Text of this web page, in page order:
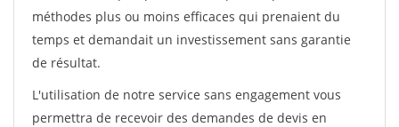
méthodes plus ou moins efficaces qui prenaient du
temps et demandait un investissement sans garantie
de résultat.
L'utilisation de notre service sans engagement vous
permettra de recevoir des demandes de devis en